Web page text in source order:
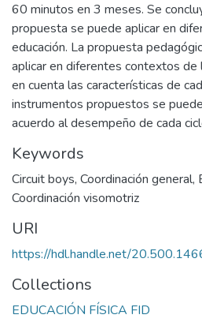
60 minutos en 3 meses. Se
propuesta se puede aplicar en
educación. La propuesta
aplicar en diferentes contextos
en cuenta las características de
instrumentos propuestos se
acuerdo al desempeño de cada
Keywords
Circuit boys, Coordinación general,
Coordinación visomotriz
URI
https://hdl.handle.net/
Collections
EDUCACIÓN FÍSICA FID